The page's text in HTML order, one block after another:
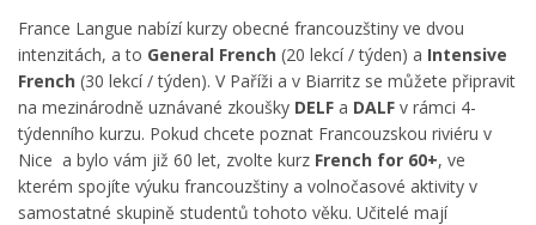
France Langue nabízí kurzy obecné francouzštiny ve dvou
intenzitách, a to General French (20 lekcí / týden) a Intensive
French (30 lekcí / týden). V Paříži a v Biarritz se můžete připravit
na mezinárodně uznávané zkoušky DELF a DALF v rámci 4-
týdenního kurzu. Pokud chcete poznat Francouzskou riviéru v
Nice a bylo vám již 60 let, zvolte kurz French for 60+, ve
kterém spojíte výuku francouzštiny a volnočasové aktivity v
samostatné skupině studentů tohoto věku. Učitelé mají